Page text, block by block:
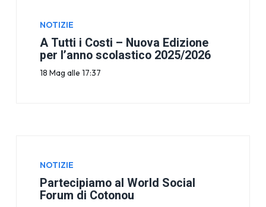
NOTIZIE
A Tutti i Costi – Nuova Edizione
per l’anno scolastico 2025/2026
18 Mag alle 17:37
NOTIZIE
Partecipiamo al World Social
Forum di Cotonou